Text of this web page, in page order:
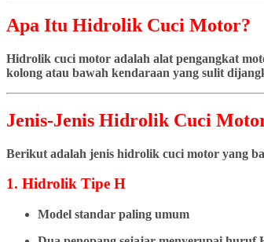
Apa Itu Hidrolik Cuci Motor?
Hidrolik cuci motor adalah alat pengangkat
kolong atau bawah kendaraan yang sulit
Jenis-Jenis Hidrolik Cuci
Berikut adalah jenis hidrolik cuci motor yang
1. Hidrolik Tipe H
Model standar paling umum